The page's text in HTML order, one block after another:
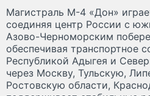
Магистраль М-4 «Дон»
соединяя центр России с
Азово-Черноморским
обеспечивая транспортное
Республикой Адыгея и
через Москву, Тульскую,
Ростовскую области,